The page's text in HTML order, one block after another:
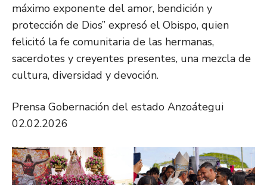
máximo exponente del amor, bendición y
protección de Dios” expresó el Obispo, quien
felicitó la fe comunitaria de las hermanas,
sacerdotes y creyentes presentes, una mezcla de
cultura, diversidad y devoción.
Prensa Gobernación del estado Anzoátegui
02.02.2026